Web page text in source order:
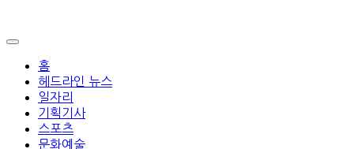
홈
헤드라인 뉴스
일자리
기획기사
스포츠
문화예술